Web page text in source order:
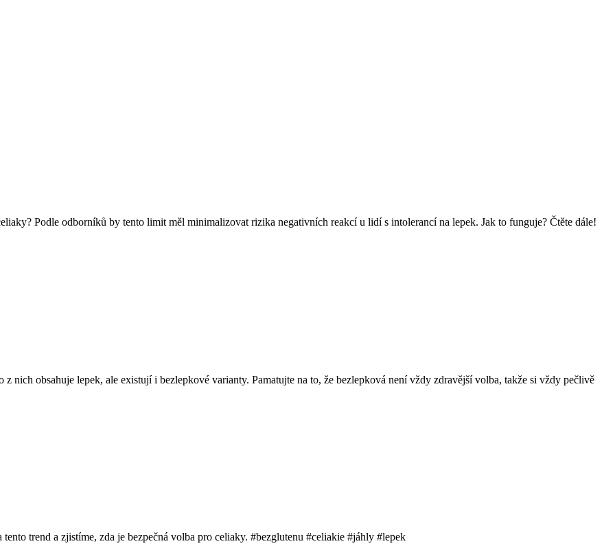
Podle odborníků by tento limit měl minimalizovat rizika negativních reakcí u lidí s intolerancí na lepek. Jak to funguje? Čtěte dále!
nich obsahuje lepek, ale existují i bezlepkové varianty. Pamatujte na to, že bezlepková není vždy zdravější volba, takže si vždy pečlivě
trend a zjistíme, zda je bezpečná volba pro celiaky. #bezglutenu #celiakie #jáhly #lepek